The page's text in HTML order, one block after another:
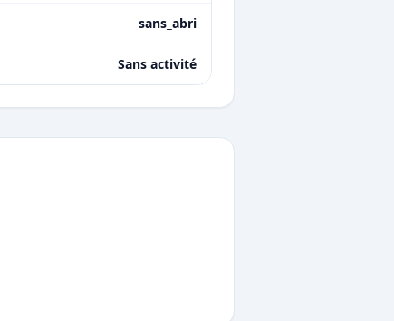
sans_abri
Sans activité